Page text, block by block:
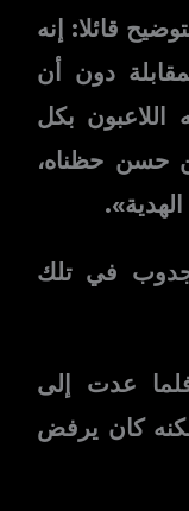
قائلا: إنه
دون أن
بكل
حسن حظناه،
في تلك
عدت إلى
كان يرفض